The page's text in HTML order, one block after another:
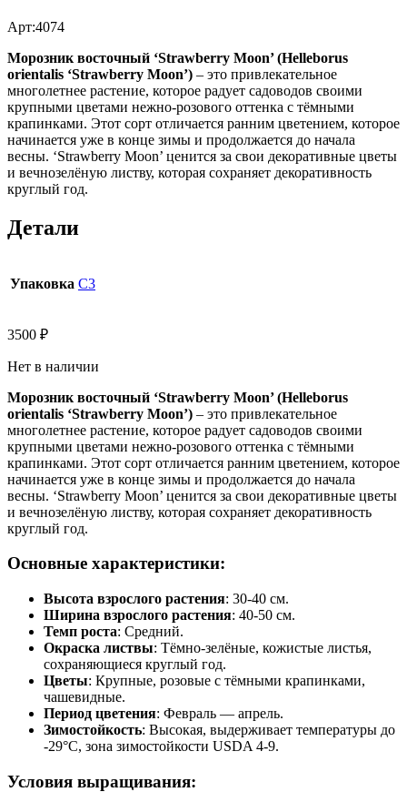
Арт:4074
Морозник восточный ‘Strawberry Moon’ (Helleborus
orientalis ‘Strawberry Moon’) – это привлекательное
многолетнее растение, которое радует садоводов своими
крупными цветами нежно-розового оттенка с тёмными
крапинками. Этот сорт отличается ранним цветением, которое
начинается уже в конце зимы и продолжается до начала
весны. ‘Strawberry Moon’ ценится за свои декоративные цветы
и вечнозелёную листву, которая сохраняет декоративность
круглый год.
Детали
Упаковка С3
3500 ₽
Нет в наличии
Морозник восточный ‘Strawberry Moon’ (Helleborus
orientalis ‘Strawberry Moon’) – это привлекательное
многолетнее растение, которое радует садоводов своими
крупными цветами нежно-розового оттенка с тёмными
крапинками. Этот сорт отличается ранним цветением, которое
начинается уже в конце зимы и продолжается до начала
весны. ‘Strawberry Moon’ ценится за свои декоративные цветы
и вечнозелёную листву, которая сохраняет декоративность
круглый год.
Основные характеристики:
Высота взрослого растения: 30-40 см.
Ширина взрослого растения: 40-50 см.
Темп роста: Средний.
Окраска листвы: Тёмно-зелёные, кожистые листья,
сохраняющиеся круглый год.
Цветы: Крупные, розовые с тёмными крапинками,
чашевидные.
Период цветения: Февраль — апрель.
Зимостойкость: Высокая, выдерживает температуры до
-29°C, зона зимостойкости USDA 4-9.
Условия выращивания: